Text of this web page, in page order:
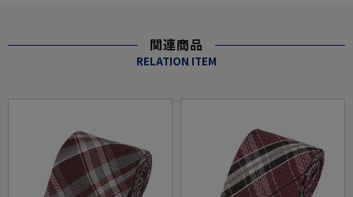
関連商品
RELATION ITEM